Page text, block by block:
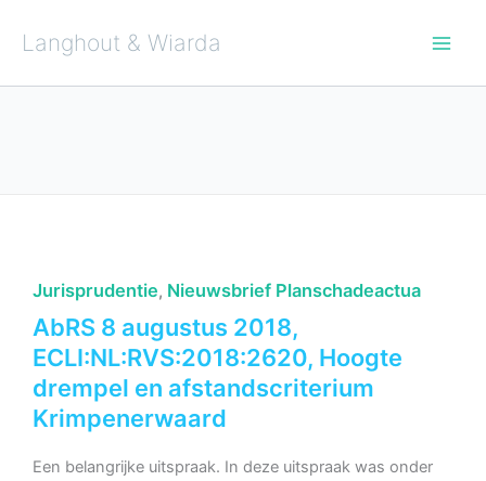
inhoudLanghout & Wiarda
Jurisprudentie, Nieuwsbrief Planschadeactua
AbRS 8 augustus 2018,
ECLI:NL:RVS:2018:2620, Hoogte
drempel en afstandscriterium
Krimpenerwaard
Een belangrijke uitspraak. In deze uitspraak was onder